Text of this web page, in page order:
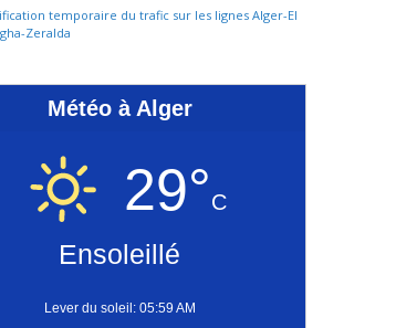
temporaire du trafic sur les lignes Alger-El
Zeralda
Météo à Alger
29°C
Ensoleillé
Lever du soleil: 05:59 AM